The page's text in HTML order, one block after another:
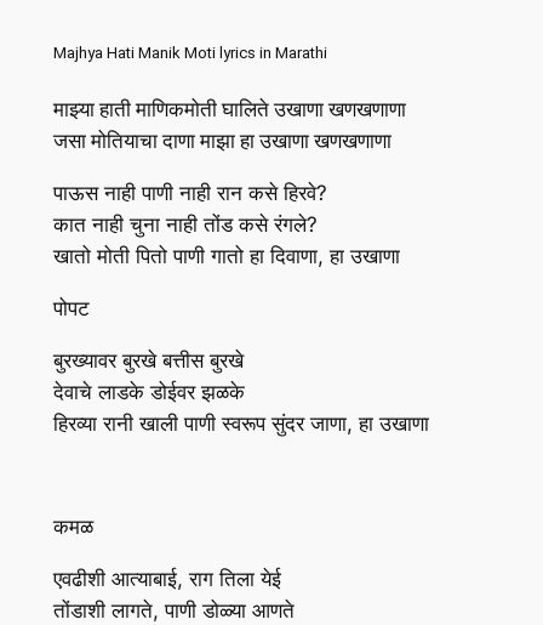
Majhya Hati Manik Moti lyrics in Marathi
माझ्या हाती माणिकमोती घालिते उखाणा खणखणाणा
जसा मोतियाचा दाणा माझा हा उखाणा खणखणाणा
पाऊस नाही पाणी नाही रान कसे हिरवे?
कात नाही चुना नाही तोंड कसे रंगले?
खातो मोती पितो पाणी गातो हा दिवाणा, हा उखाणा
पोपट
बुरख्यावर बुरखे बत्तीस बुरखे
देवाचे लाडके डोईवर झळके
हिरव्या रानी खाली पाणी स्वरूप सुंदर जाणा, हा उखाणा
कमळ
एवढीशी आत्याबाई, राग तिला येई
तोंडाशी लागते, पाणी डोळ्या आणते